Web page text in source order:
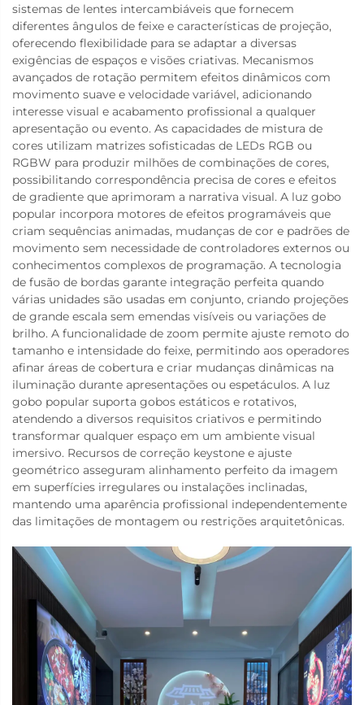
sistemas de lentes intercambiáveis que fornecem
diferentes ângulos de feixe e características de projeção,
oferecendo flexibilidade para se adaptar a diversas
exigências de espaços e visões criativas. Mecanismos
avançados de rotação permitem efeitos dinâmicos com
movimento suave e velocidade variável, adicionando
interesse visual e acabamento profissional a qualquer
apresentação ou evento. As capacidades de mistura de
cores utilizam matrizes sofisticadas de LEDs RGB ou
RGBW para produzir milhões de combinações de cores,
possibilitando correspondência precisa de cores e efeitos
de gradiente que aprimoram a narrativa visual. A luz gobo
popular incorpora motores de efeitos programáveis que
criam sequências animadas, mudanças de cor e padrões de
movimento sem necessidade de controladores externos ou
conhecimentos complexos de programação. A tecnologia
de fusão de bordas garante integração perfeita quando
várias unidades são usadas em conjunto, criando projeções
de grande escala sem emendas visíveis ou variações de
brilho. A funcionalidade de zoom permite ajuste remoto do
tamanho e intensidade do feixe, permitindo aos operadores
afinar áreas de cobertura e criar mudanças dinâmicas na
iluminação durante apresentações ou espetáculos. A luz
gobo popular suporta gobos estáticos e rotativos,
atendendo a diversos requisitos criativos e permitindo
transformar qualquer espaço em um ambiente visual
imersivo. Recursos de correção keystone e ajuste
geométrico asseguram alinhamento perfeito da imagem
em superfícies irregulares ou instalações inclinadas,
mantendo uma aparência profissional independentemente
das limitações de montagem ou restrições arquitetônicas.